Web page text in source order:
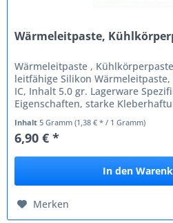
Wärmeleitpaste,
Wärmeleitpaste ,
leitfähige Silikon Wärmeleitpaste,
IC, Inhalt 5.0 gr. Lagerware
Eigenschaften, starke
Inhalt5 Gramm(1,38 € * / 1 Gramm)
6,90 € *
In den
Merken